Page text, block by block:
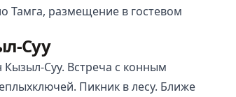
Тамга, размещение в гостевом
Суу
Суу. Встреча с конным
Пикник в лесу. Ближе